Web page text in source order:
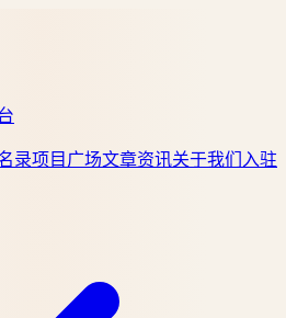
录项目广场文章资讯关于我们 入驻